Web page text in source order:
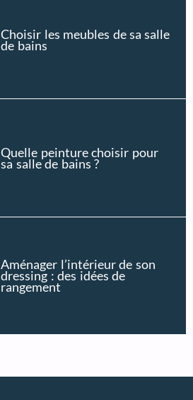
Choisir les meubles de sa salle
de bains
Quelle peinture choisir pour
sa salle de bains ?
Aménager l’intérieur de son
dressing : des idées de
rangement